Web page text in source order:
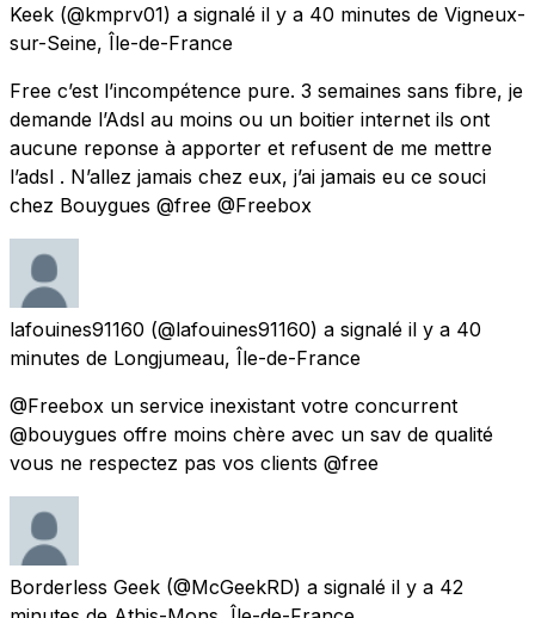
Keek (@kmprv01) a signalé il y a 40 minutes de Vigneux-
sur-Seine, Île-de-France
Free c’est l’incompétence pure. 3 semaines sans fibre, je
demande l’Adsl au moins ou un boitier internet ils ont
aucune reponse à apporter et refusent de me mettre
l’adsl . N’allez jamais chez eux, j’ai jamais eu ce souci
chez Bouygues @free @Freebox
lafouines91160 (@lafouines91160) a signalé il y a 40
minutes de Longjumeau, Île-de-France
@Freebox un service inexistant votre concurrent
@bouygues offre moins chère avec un sav de qualité
vous ne respectez pas vos clients @free
Borderless Geek (@McGeekRD) a signalé il y a 42